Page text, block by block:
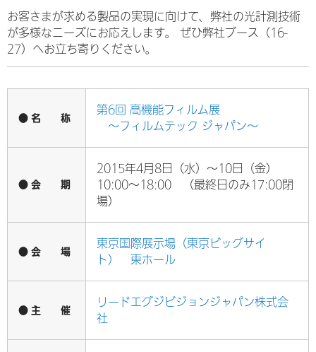
お客さまが求める製品の実現に向けて、弊社の光計測技術
が多様なニーズにお応えします。ぜひ弊社ブース（16-
27）へお立ち寄りください。
● 名 称
第6回 高機能フィルム展
～フィルムテック ジャパン～
● 会 期
2015年4月8日（水）～10日（金）
10:00～18:00 （最終日のみ17:00閉
場）
● 会 場
東京国際展示場（東京ビッグサイ
ト） 東ホール
● 主 催
リードエグジビジョンジャパン株式会
社